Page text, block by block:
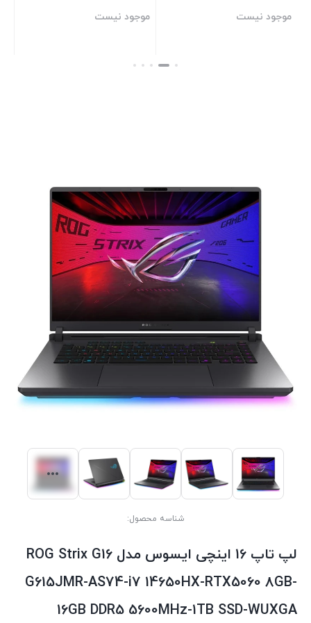
موجود نیست موجود نیست
بستن
شناسه محصول:
لپ تاپ 16 اینچی ایسوس مدل ROG Strix G16
G615JMR-AS74-i7 14650HX-RTX5060 8GB-
16GB DDR5 5600MHz-1TB SSD-WUXGA